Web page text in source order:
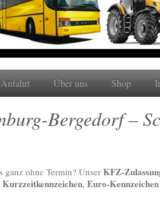
Anfahrt Über uns Shop
Bergedorf –
ganz ohne Termin? Unser KFZ-
Kurzzeitkennzeichen, Euro-Kennzeichen